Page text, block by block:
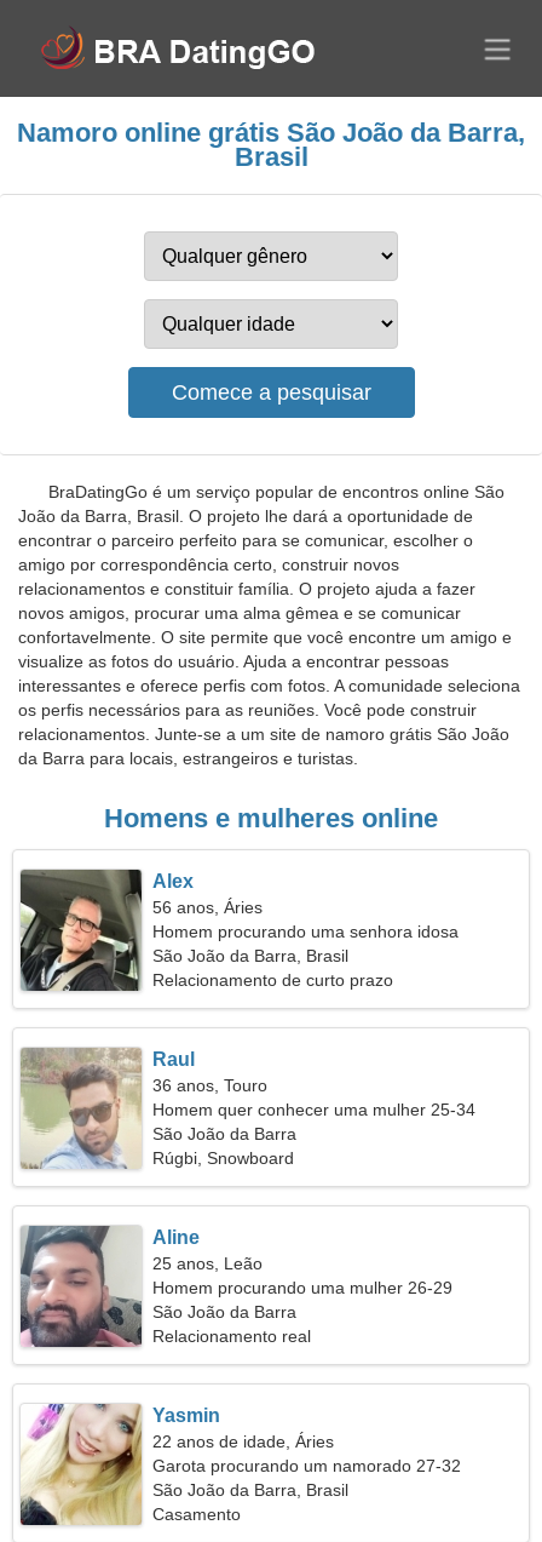
Namoro online grátis São João da Barra,
Brasil
BraDatingGo é um serviço popular de encontros online São
João da Barra, Brasil. O projeto lhe dará a oportunidade de
encontrar o parceiro perfeito para se comunicar, escolher o
amigo por correspondência certo, construir novos
relacionamentos e constituir família. O projeto ajuda a fazer
novos amigos, procurar uma alma gêmea e se comunicar
confortavelmente. O site permite que você encontre um amigo e
visualize as fotos do usuário. Ajuda a encontrar pessoas
interessantes e oferece perfis com fotos. A comunidade seleciona
os perfis necessários para as reuniões. Você pode construir
relacionamentos. Junte-se a um site de namoro grátis São João
da Barra para locais, estrangeiros e turistas.
Homens e mulheres online
Alex
56 anos, Áries
Homem procurando uma senhora idosa
São João da Barra, Brasil
Relacionamento de curto prazo
Raul
36 anos, Touro
Homem quer conhecer uma mulher 25-34
São João da Barra
Rúgbi, Snowboard
Aline
25 anos, Leão
Homem procurando uma mulher 26-29
São João da Barra
Relacionamento real
Yasmin
22 anos de idade, Áries
Garota procurando um namorado 27-32
São João da Barra, Brasil
Casamento